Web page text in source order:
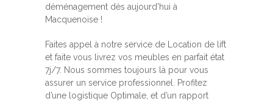
déménagement dès aujourd'hui à
Macquenoise !
Faites appel à notre service de Location de lift
et faite vous livrez vos meubles en parfait état
7j/7. Nous sommes toujours là pour vous
assurer un service professionnel. Profitez
d’une logistique Optimale, et d’un rapport